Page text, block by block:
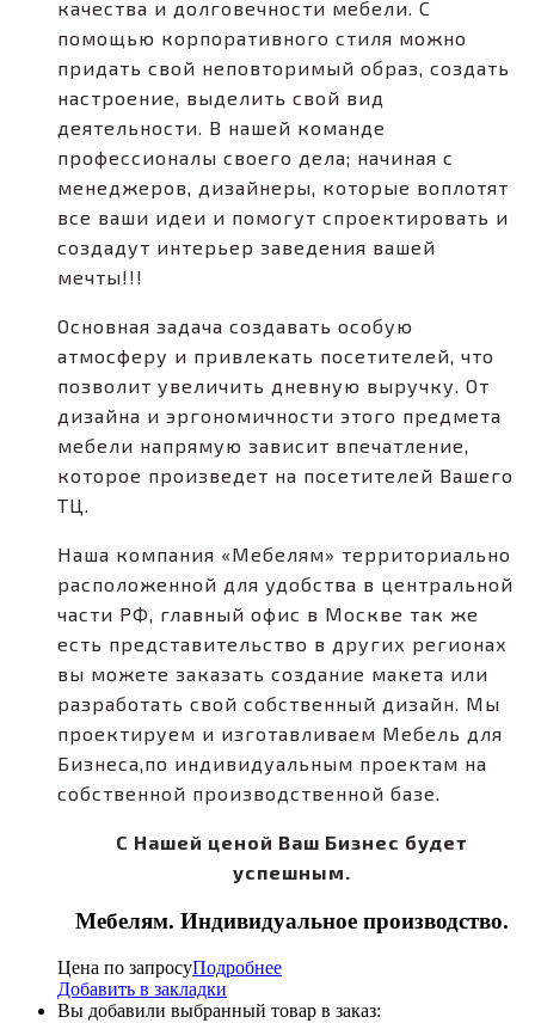
качества и долговечности мебели. С
помощью корпоративного стиля можно
придать свой неповторимый образ, создать
настроение, выделить свой вид
деятельности. В нашей команде
профессионалы своего дела; начиная с
менеджеров, дизайнеры, которые воплотят
все ваши идеи и помогут спроектировать и
создадут интерьер заведения вашей
мечты!!!
Основная задача создавать особую
атмосферу и привлекать посетителей, что
позволит увеличить дневную выручку. От
дизайна и эргономичности этого предмета
мебели напрямую зависит впечатление,
которое произведет на посетителей Вашего
ТЦ.
Наша компания «Мебелям» территориально
расположенной для удобства в центральной
части РФ, главный офис в Москве так же
есть представительство в других регионах
вы можете заказать создание макета или
разработать свой собственный дизайн. Мы
проектируем и изготавливаем Мебель для
Бизнеса,по индивидуальным проектам на
собственной производственной базе.
С Нашей ценой Ваш Бизнес будет
успешным.
Мебелям. Индивидуальное производство.
Цена по запросуПодробнее
Добавить в закладки
Вы добавили выбранный товар в заказ: